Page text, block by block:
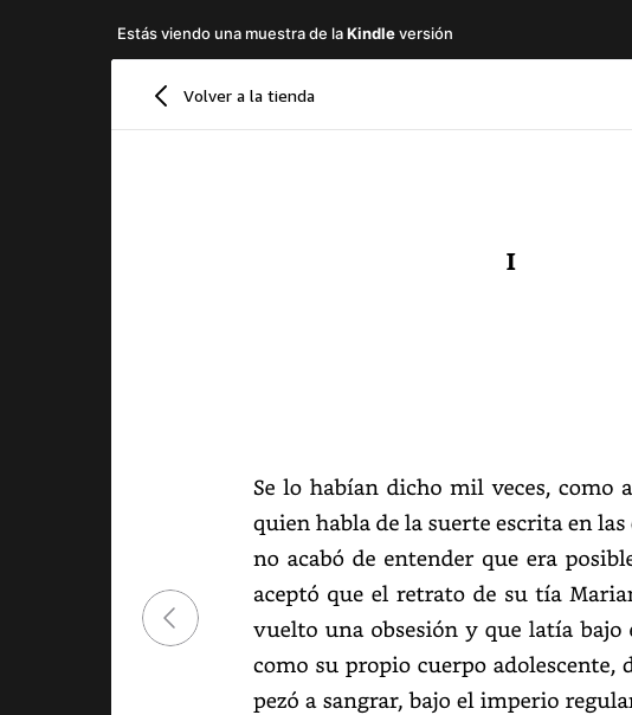
Estás viendo una muestra de laKindleversión
Volver a la tienda
I
Se lo habían dicho mil veces, como
quien habla de la suerte escrita en las
no acabó de entender que era posible
aceptó
que el retrato de su tía
vuelto
una obsesión y que latía bajo
como
su propio cuerpo adolescente,
a sangrar, bajo el imperio regular